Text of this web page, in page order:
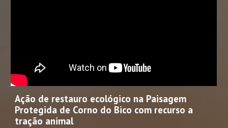
Ação de restauro ecológico na Paisagem
Protegida de Corno do Bico com recurso a
tração animal